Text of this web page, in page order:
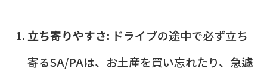
立ち寄りやすさ: ドライブの途中で必ず立ち
寄るSA/PAは、お土産を買い忘れたり、急遽